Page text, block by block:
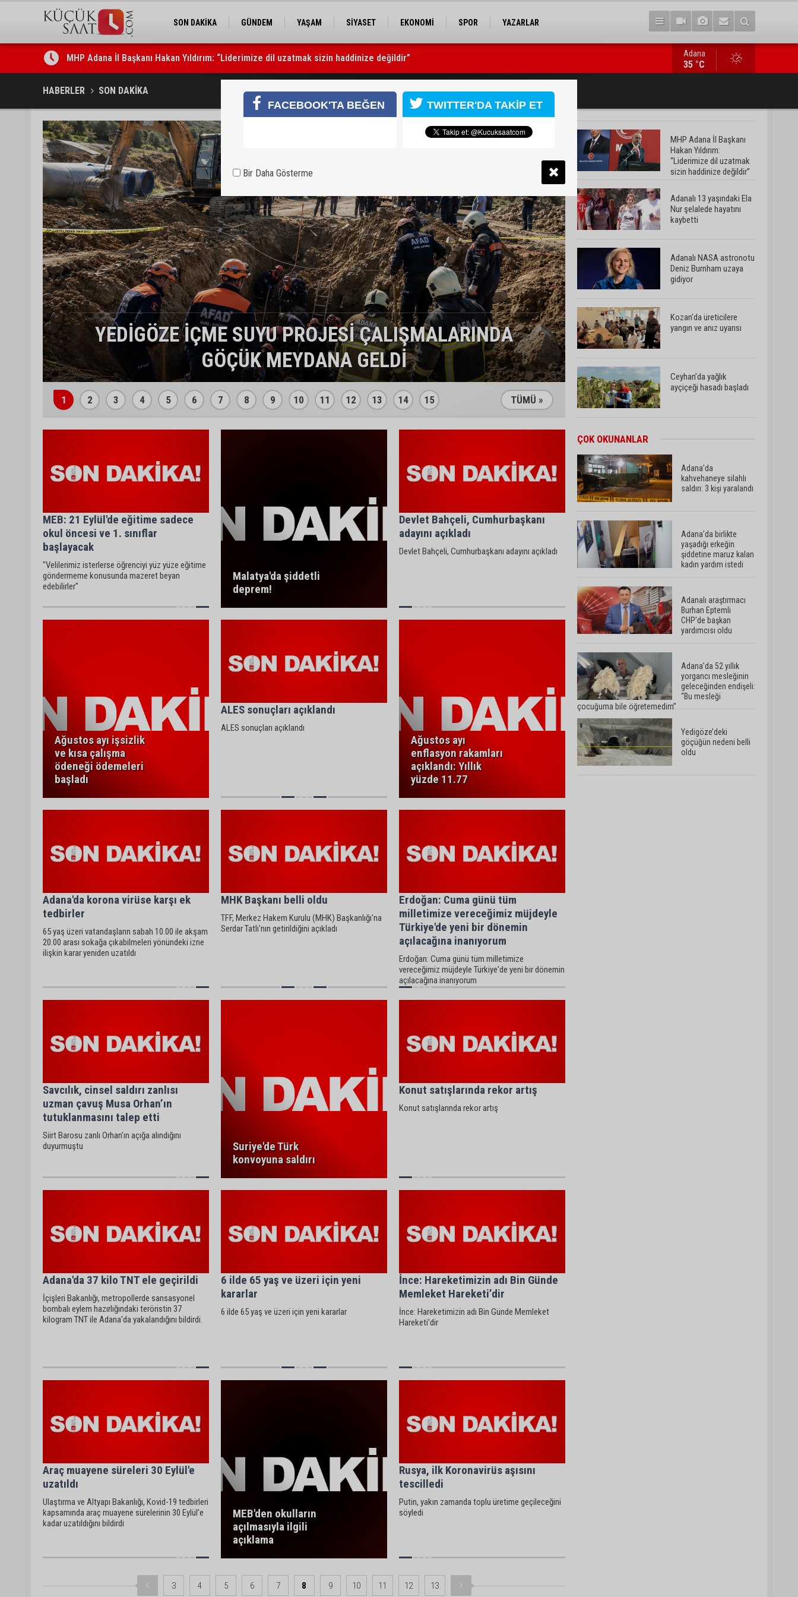
SON DAKİKA GÜNDEM YAŞAM SİYASET EKONOMİ SPOR YAZARLAR
MHP Adana İl Başkanı Hakan Yıldırım: “Liderimize dil uzatmak sizin haddinize değildir”
Adanalı 13 yaşındaki Ela Nur şelalede hayatını kaybetti
Adanalı NASA astronotu Deniz Burnham uzaya gidiyor
Adana
35 °C
HABERLER SON DAKİKA
KAHRAMANMARAŞ'TA OKULA SİLAHLI SALDIRI! ZEYDAN KARALAR
1 2 3 4 5 6 7 8 9 10 11 12 13 14 15 TÜMÜ »
MEB: 21 Eylül'de eğitime sadece
okul öncesi ve 1. sınıflar
başlayacak
"Velilerimiz isterlerse öğrenciyi yüz yüze eğitime
göndermeme konusunda mazeret beyan
edebilirler"
Malatya'da şiddetli
deprem!
Devlet Bahçeli, Cumhurbaşkanı
adayını açıkladı
Devlet Bahçeli, Cumhurbaşkanı adayını açıkladı
Ağustos ayı işsizlik
ve kısa çalışma
ödeneği ödemeleri
başladı
ALES sonuçları açıklandı
ALES sonuçları açıklandı
Ağustos ayı
enflasyon rakamları
açıklandı: Yıllık
yüzde 11.77
Adana'da korona virüse karşı ek
tedbirler
65 yaş üzeri vatandaşların sabah 10.00 ile akşam
20.00 arası sokağa çıkabilmeleri yönündeki izne
ilişkin karar yeniden uzatıldı
MHK Başkanı belli oldu
TFF, Merkez Hakem Kurulu (MHK) Başkanlığı'na
Serdar Tatlı'nın getirildiğini açıkladı
Erdoğan: Cuma günü tüm
milletimize vereceğimiz müjdeyle
Türkiye'de yeni bir dönemin
açılacağına inanıyorum
Erdoğan: Cuma günü tüm milletimize
vereceğimiz müjdeyle Türkiye'de yeni bir dönemin
açılacağına inanıyorum
Savcılık, cinsel saldırı zanlısı
uzman çavuş Musa Orhan’ın
tutuklanmasını talep etti
Siirt Barosu zanlı Orhan'ın açığa alındığını
duyurmuştu
Suriye'de Türk
konvoyuna saldırı
Konut satışlarında rekor artış
Konut satışlarında rekor artış
Adana'da 37 kilo TNT ele geçirildi
İçişleri Bakanlığı, metropollerde sansasyonel
bombalı eylem hazırlığındaki teröristin 37
kilogram TNT ile Adana'da yakalandığını bildirdi.
6 ilde 65 yaş ve üzeri için yeni
kararlar
6 ilde 65 yaş ve üzeri için yeni kararlar
İnce: Hareketimizin adı Bin Günde
Memleket Hareketi’dir
İnce: Hareketimizin adı Bin Günde Memleket
Hareketi’dir
Araç muayene süreleri 30 Eylül'e
uzatıldı
Ulaştırma ve Altyapı Bakanlığı, Kovid-19 tedbirleri
kapsamında araç muayene sürelerinin 30 Eylül’e
kadar uzatıldığını bildirdi
MEB'den okulların
açılmasıyla ilgili
açıklama
Rusya, ilk Koronavirüs aşısını
tescilledi
Putin, yakın zamanda toplu üretime geçileceğini
söyledi
3 4 5 6 7 8 9 10 11 12 13
MHP Adana İl Başkanı
Hakan Yıldırım:
“Liderimize dil uzatmak
sizin haddinize değildir”
Adanalı 13 yaşındaki Ela
Nur şelalede hayatını
kaybetti
Adanalı NASA astronotu
Deniz Burnham uzaya
gidiyor
Kozan’da üreticilere
yangın ve anız uyarısı
Ceyhan’da yağlık
ayçiçeği hasadı başladı
Kozan’da turunçgil
Yedigöze İçme Suyu
Projesi çalışmalarında
kaybetti
Müzeyyen Şevkin’den
Çocuk Koruma Kanunu
Teklifi’ne eleştiri:
önlemedir”
Adana’da sıcağın
boyutu: Asfaltta
yumurta pişti
ÇOK OKUNANLAR
Adana’da
kahvehaneye silahlı
saldırı: 3 kişi yaralandı
Adana’da birlikte
yaşadığı erkeğin
şiddetine maruz kalan
kadın yardım istedi
Adanalı araştırmacı
Burhan Eptemli
CHP’de başkan
yardımcısı oldu
Adana’da 52 yıllık
yorgancı mesleğinin
geleceğinden endişeli:
“Bu mesleği
çocuğuma bile öğretemedim”
Yedigöze’deki
göçüğün nedeni belli
oldu
FACEBOOK'TA BEĞEN TWITTER'DA TAKİP ET
Bir Daha Gösterme